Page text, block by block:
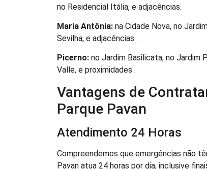
no Residencial Itália, e adjacências.
Maria Antônia: na Cidade Nova, no
Sevilha, e adjacências .
Picerno: no Jardim Basilicata, no Jardim
Valle, e proximidades .
Vantagens de
Parque Pavan
Atendimento 24 Horas
Compreendemos que emergências não
Pavan atua 24 horas por dia, inclusive